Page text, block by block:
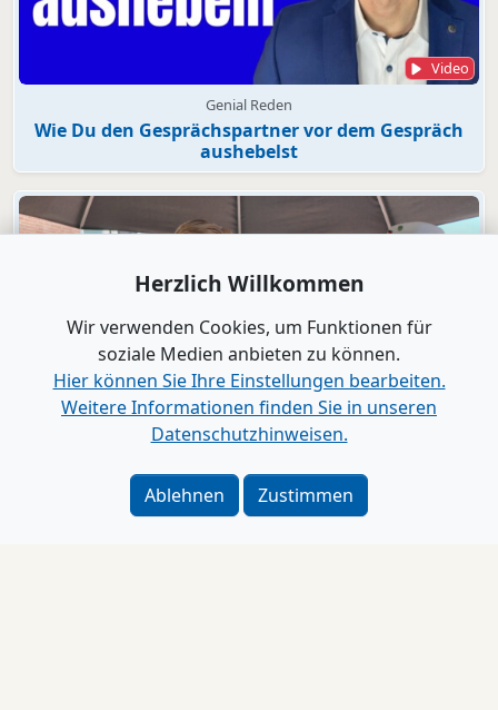
Video
Genial Reden
Wie Du den Gesprächspartner vor dem Gespräch
aushebelst
Bad Segeberg
Der Wilde Westen mitten in der Fußgängerzone
„Eine Stadt spielt Karl May“
Herzlich Willkommen
Wir verwenden Cookies, um Funktionen für
soziale Medien anbieten zu können.
Hier können Sie Ihre Einstellungen bearbeiten.
Weitere Informationen finden Sie in unseren
Datenschutzhinweisen.
Ablehnen Zustimmen